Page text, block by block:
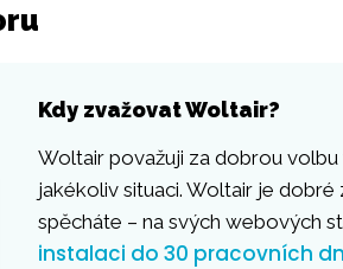
Kdy zvažovat Woltair?
Woltair považuji za dobrou
jakékoliv situaci. Woltair je dobré
spěcháte – na svých webových
instalaci do 30 pracovních